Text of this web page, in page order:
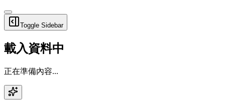
Toggle Sidebar
載入資料中
正在準備內容...